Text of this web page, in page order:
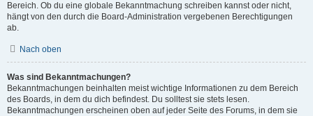
Bereich. Ob du eine globale Bekanntmachung schreiben kannst oder nicht,
hängt von den durch die Board-Administration vergebenen Berechtigungen
ab.
Nach oben
Was sind Bekanntmachungen?
Bekanntmachungen beinhalten meist wichtige Informationen zu dem Bereich
des Boards, in dem du dich befindest. Du solltest sie stets lesen.
Bekanntmachungen erscheinen oben auf jeder Seite des Forums, in dem sie